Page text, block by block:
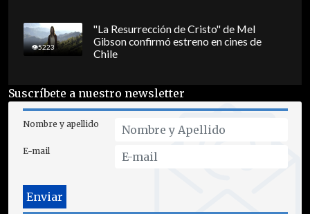
5223
"La Resurrección de Cristo" de Mel
Gibson confirmó estreno en cines de
Chile
Suscríbete a nuestro newsletter
Nombre y apellido
E-mail